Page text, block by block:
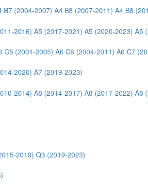
B7 (2004-2007) A4 B8 (2007-2011) A4 B8
2016) A5 (2017-2021) A5 (2020-2023) A5
C5 (2001-2005) A6 C6 (2004-2011) A6 C7
2020) A7 (2019-2023)
2014) A8 (2014-2017) A8 (2017-2022) A8
2019) Q3 (2019-2023)